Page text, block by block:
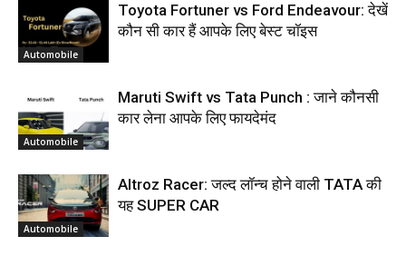
Automobile
Toyota Fortuner vs Ford Endeavour: देखें
कौन सी कार हैं आपके लिए बेस्ट चॉइस
Automobile
Maruti Swift vs Tata Punch : जाने कौनसी
कार लेना आपके लिए फायदेमंद
Automobile
Altroz Racer: जल्द लॉन्च होने वाली TATA की
यह SUPER CAR